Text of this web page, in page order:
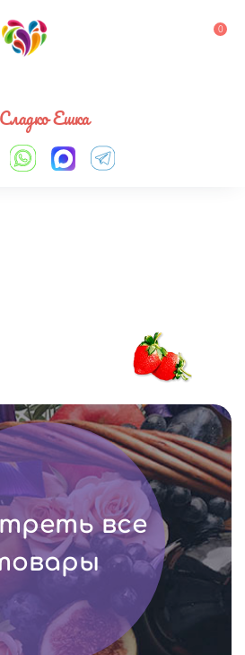
8 927 083 33 05 0
Сладко Ешка
все